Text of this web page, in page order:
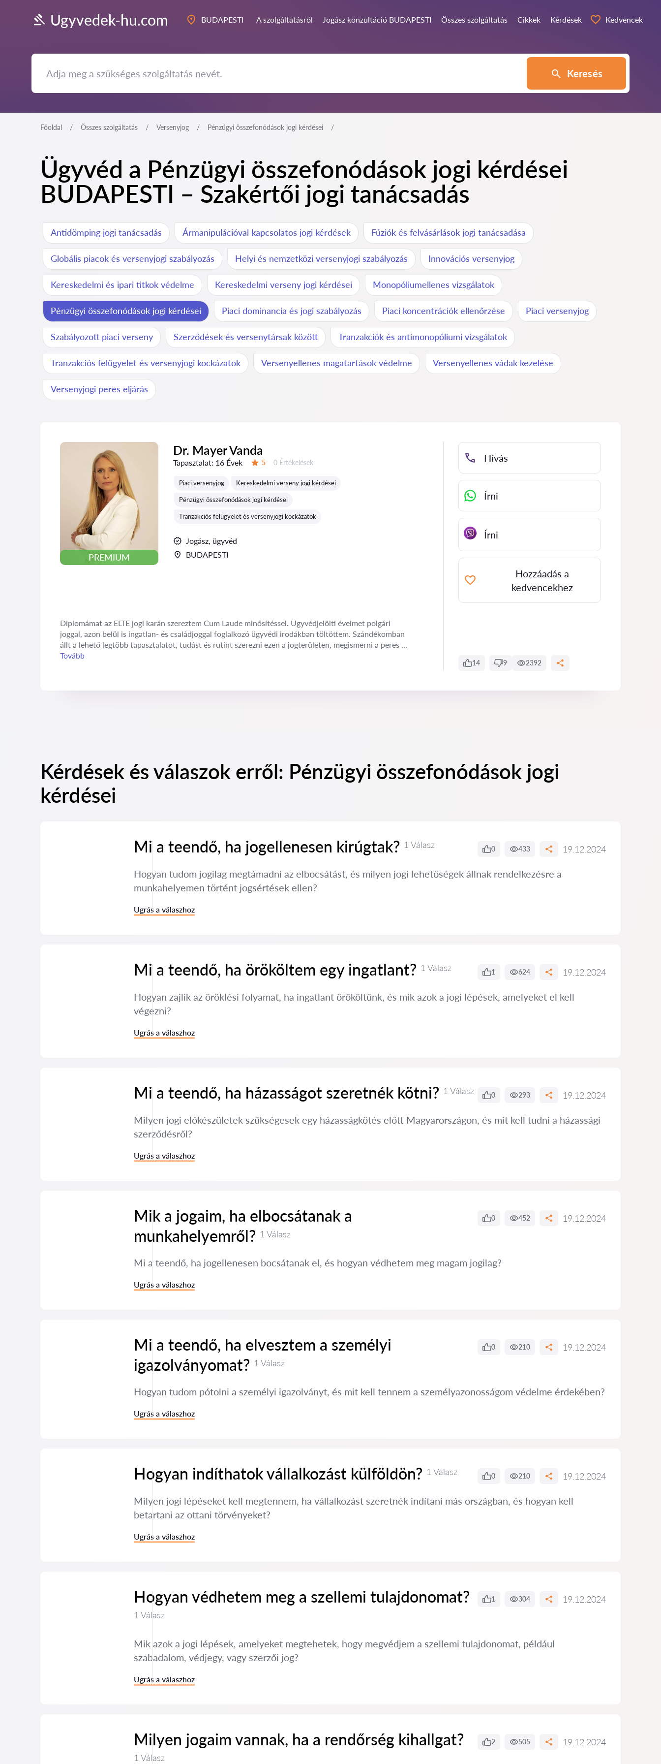
Ugyvedek-hu.com BUDAPESTI A szolgáltatásról Jogász konzultáció BUDAPESTI Összes szolgáltatás Cikkek Kérdések Kedvencek
Keresés
Főoldal Összes szolgáltatás Versenyjog Pénzügyi összefonódások jogi kérdései
Ügyvéd a Pénzügyi összefonódások jogi kérdései
BUDAPESTI – Szakértői jogi tanácsadás
Antidömping jogi tanácsadás Ármanipulációval kapcsolatos jogi kérdések Fúziók és felvásárlások jogi tanácsadása
Globális piacok és versenyjogi szabályozás Helyi és nemzetközi versenyjogi szabályozás Innovációs versenyjog
Kereskedelmi és ipari titkok védelme Kereskedelmi verseny jogi kérdései Monopóliumellenes vizsgálatok
Pénzügyi összefonódások jogi kérdései Piaci dominancia és jogi szabályozás Piaci koncentrációk ellenőrzése Piaci versenyjog
Szabályozott piaci verseny Szerződések és versenytársak között Tranzakciók és antimonopóliumi vizsgálatok
Tranzakciós felügyelet és versenyjogi kockázatok Versenyellenes magatartások védelme Versenyellenes vádak kezelése
Versenyjogi peres eljárás
PREMIUM
Dr. Mayer Vanda
Tapasztalat: 16 Évek 5 Értékelések:
0 Értékelések
Piaci versenyjog Kereskedelmi verseny jogi kérdései
Pénzügyi összefonódások jogi kérdései
Tranzakciós felügyelet és versenyjogi kockázatok
Jogász, ügyvéd
BUDAPESTI
Diplomámat az ELTE jogi karán szereztem Cum Laude minősítéssel. Ügyvédjelölti éveimet polgári
joggal, azon belül is ingatlan- és családjoggal foglalkozó ügyvédi irodákban töltöttem. Szándékomban
állt a lehető legtöbb tapasztalatot, tudást és rutint szerezni ezen a jogterületen, megismerni a peres ...
Tovább
Hívás
Írni
Írni
Hozzáadás a
kedvencekhez
14 9 2392
Kérdések és válaszok erről: Pénzügyi összefonódások jogi
kérdései
Mi a teendő, ha jogellenesen kirúgtak? 1 Válasz 0 433 19.12.2024
Hogyan tudom jogilag megtámadni az elbocsátást, és milyen jogi lehetőségek állnak rendelkezésre a
munkahelyemen történt jogsértések ellen?
Ugrás a válaszhoz
Mi a teendő, ha örököltem egy ingatlant? 1 Válasz 1 624 19.12.2024
Hogyan zajlik az öröklési folyamat, ha ingatlant örököltünk, és mik azok a jogi lépések, amelyeket el kell
végezni?
Ugrás a válaszhoz
Mi a teendő, ha házasságot szeretnék kötni? 1 Válasz 0 293 19.12.2024
Milyen jogi előkészületek szükségesek egy házasságkötés előtt Magyarországon, és mit kell tudni a házassági
szerződésről?
Ugrás a válaszhoz
Mik a jogaim, ha elbocsátanak a
munkahelyemről? 1 Válasz
0 452 19.12.2024
Mi a teendő, ha jogellenesen bocsátanak el, és hogyan védhetem meg magam jogilag?
Ugrás a válaszhoz
Mi a teendő, ha elvesztem a személyi
igazolványomat? 1 Válasz
0 210 19.12.2024
Hogyan tudom pótolni a személyi igazolványt, és mit kell tennem a személyazonosságom védelme érdekében?
Ugrás a válaszhoz
Hogyan indíthatok vállalkozást külföldön? 1 Válasz 0 210 19.12.2024
Milyen jogi lépéseket kell megtennem, ha vállalkozást szeretnék indítani más országban, és hogyan kell
betartani az ottani törvényeket?
Ugrás a válaszhoz
Hogyan védhetem meg a szellemi tulajdonomat?
1 Válasz
1 304 19.12.2024
Mik azok a jogi lépések, amelyeket megtehetek, hogy megvédjem a szellemi tulajdonomat, például
szabadalom, védjegy, vagy szerzői jog?
Ugrás a válaszhoz
Milyen jogaim vannak, ha a rendőrség kihallgat?
1 Válasz
2 505 19.12.2024